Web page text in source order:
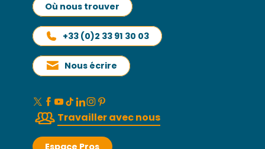
Où nous trouver
+33 (0)2 33 91 30 03
Nous écrire
Travailler avec nous
Espace Pros